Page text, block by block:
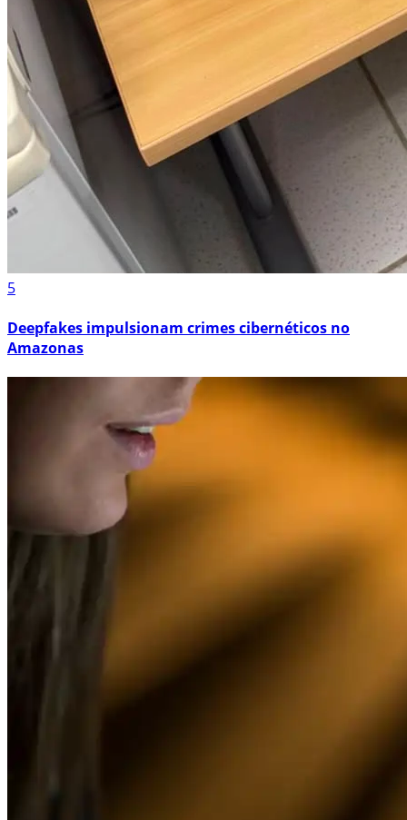
5
Deepfakes impulsionam crimes cibernéticos no
Amazonas